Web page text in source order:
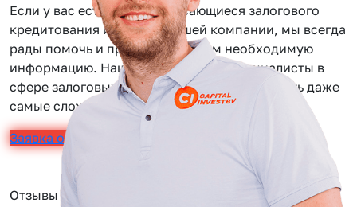
Если у вас есть вопросы касающиеся залогового
кредитования или услуг нашей компании, мы всегда
рады помочь и предоставить вам необходимую
информацию. Наши сотрудники — специалисты в
сфере залоговых займов, помогут вам решить даже
самые сложные задачи.
Заявка онлайн
Отзывы